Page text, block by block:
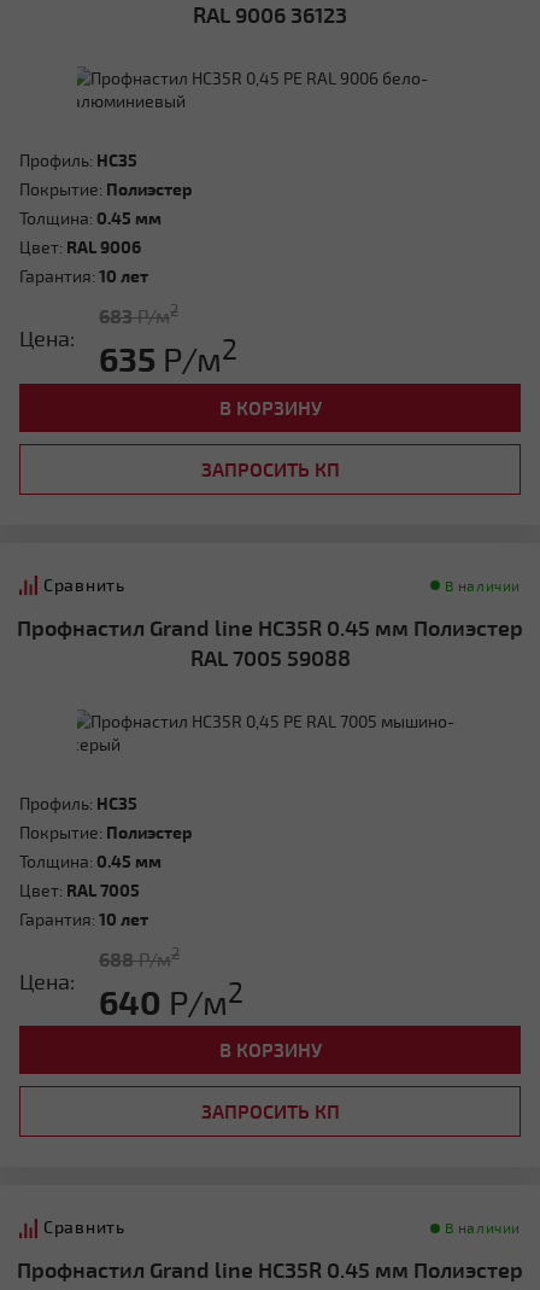
RAL 9006 36123
Профиль: HC35
Покрытие: Полиэстер
Толщина: 0.45 мм
Цвет: RAL 9006
Гарантия: 10 лет
Цена:
683Р/м2
635 Р/м2
В КОРЗИНУ
ЗАПРОСИТЬ КП
Сравнить В наличии
Профнастил Grand line HC35R 0.45 мм Полиэстер
RAL 7005 59088
Профиль: HC35
Покрытие: Полиэстер
Толщина: 0.45 мм
Цвет: RAL 7005
Гарантия: 10 лет
Цена:
688Р/м2
640 Р/м2
В КОРЗИНУ
ЗАПРОСИТЬ КП
Сравнить В наличии
Профнастил Grand line HC35R 0.45 мм Полиэстер